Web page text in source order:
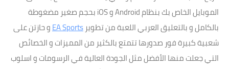
الموبايل الخاص بك بنظام Android و iOS بحجم صغير مضغوطة
بالكامل و بالتعليق العربي اللعبة من تطويرEA Sportsو حازتن على
شعبية كبيرة فور صدورها تتمتع بالكثير من المميزات و الخصائص
التي جعلت منها الأفضل مثل الجودة العالية في الرسومات و اسلوب